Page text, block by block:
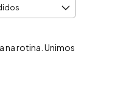
na rotina. Unimos